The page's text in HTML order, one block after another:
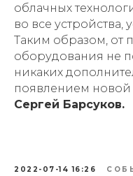
облачных
во все устройства,
Таким образом, от
оборудования не
никаких
появлением новой
Сергей Барсуков.
2022-07-14 16:26